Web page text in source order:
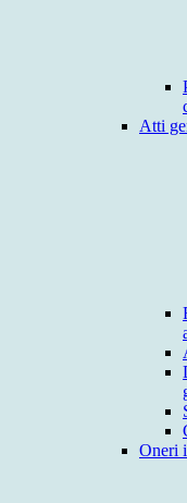
Atti
Oneri